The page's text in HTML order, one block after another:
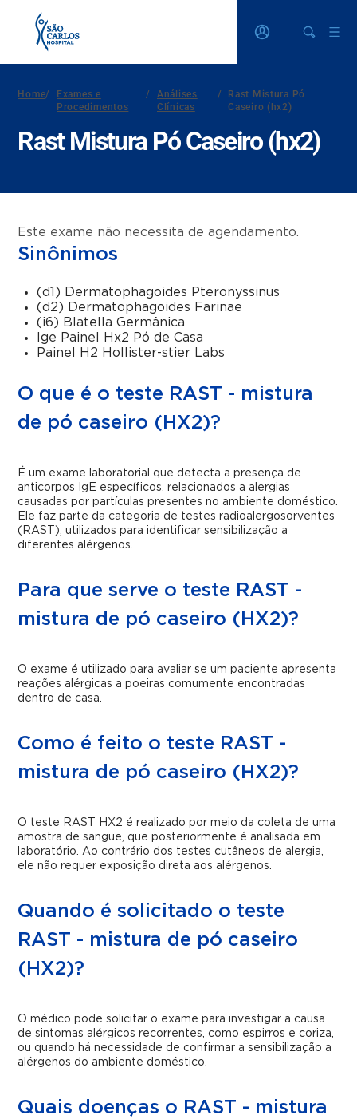
Home/
Exames e
Procedimentos
/
Análises
Clínicas
/
Rast Mistura Pó
Caseiro (hx2)
Rast Mistura Pó Caseiro (hx2)
Este exame não necessita de agendamento.
Sinônimos
(d1) Dermatophagoides Pteronyssinus
(d2) Dermatophagoides Farinae
(i6) Blatella Germânica
Ige Painel Hx2 Pó de Casa
Painel H2 Hollister-stier Labs
O que é o teste RAST - mistura
de pó caseiro (HX2)?
É um exame laboratorial que detecta a presença de
anticorpos IgE específicos, relacionados a alergias
causadas por partículas presentes no ambiente doméstico.
Ele faz parte da categoria de testes radioalergosorventes
(RAST), utilizados para identificar sensibilização a
diferentes alérgenos.
Para que serve o teste RAST -
mistura de pó caseiro (HX2)?
O exame é utilizado para avaliar se um paciente apresenta
reações alérgicas a poeiras comumente encontradas
dentro de casa.
Como é feito o teste RAST -
mistura de pó caseiro (HX2)?
O teste RAST HX2 é realizado por meio da coleta de uma
amostra de sangue, que posteriormente é analisada em
laboratório. Ao contrário dos testes cutâneos de alergia,
ele não requer exposição direta aos alérgenos.
Quando é solicitado o teste
RAST - mistura de pó caseiro
(HX2)?
O médico pode solicitar o exame para investigar a causa
de sintomas alérgicos recorrentes, como espirros e coriza,
ou quando há necessidade de confirmar a sensibilização a
alérgenos do ambiente doméstico.
Quais doenças o RAST - mistura